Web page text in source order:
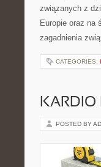
związanych z
Europie oraz na
zagadnienia
CATEGORIES:
KARDIO
POSTED BY